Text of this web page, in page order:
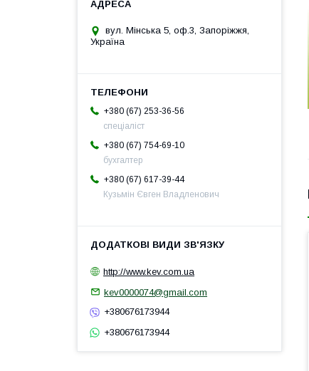
вул. Мінська 5, оф.3, Запоріжжя,
Україна
+380 (67) 253-36-56
спеціаліст
+380 (67) 754-69-10
бухгалтер
+380 (67) 617-39-44
Кузьмін Євген Владленович
http://www.kev.com.ua
kev0000074@gmail.com
+380676173944
+380676173944